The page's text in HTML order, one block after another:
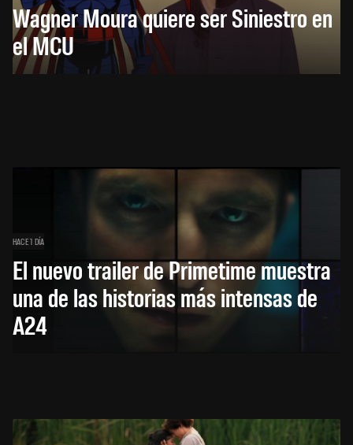
Wagner Moura quiere ser Siniestro en
el MCU
HACE 1 DÍA
El nuevo trailer de Primetime muestra
una de las historias más intensas de
A24